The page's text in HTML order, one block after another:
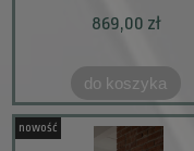
869,00 zł
do koszyka
nowość